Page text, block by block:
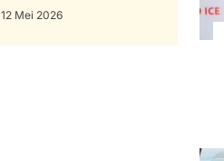
12 Mei 2026